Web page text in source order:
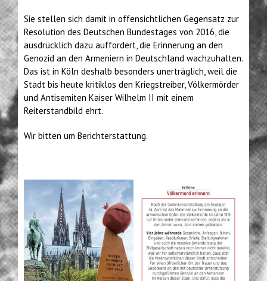
Sie stellen sich damit in offensichtlichen Gegensatz zur
Resolution des Deutschen Bundestages von 2016, die
ausdrücklich dazu auffordert, die Erinnerung an den
Genozid an den Armeniern in Deutschland wachzuhalten.
Das ist in Köln deshalb besonders unerträglich, weil die
Stadt bis heute kritiklos den Kriegstreiber, Völkermörder
und Antisemiten Kaiser Wilhelm II mit einem
Reiterstandbild ehrt.
Wir bitten um Berichterstattung.